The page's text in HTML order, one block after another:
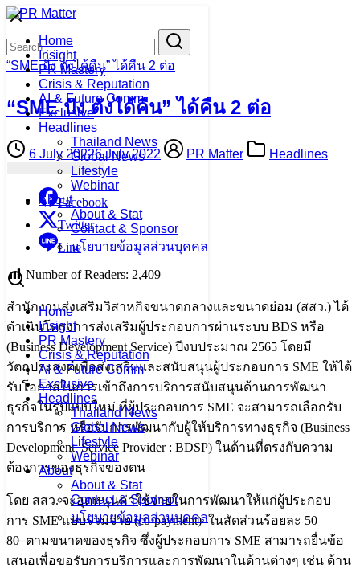
Skip
contentHome
Insight
PR Mastery
Crisis & Reputation
AI & Future Comm
Exclusive
Headlines
Thailand News
Global News
Lifestyle
Webinar
About
About & Stat
Contact & Sponsor
นโยบายข้อมูลส่วนบุคคล
Home
Insight
PR Mastery
Crisis & Reputation
AI & Future Comm
Exclusive
Headlines
Thailand News
Global News
Lifestyle
Webinar
About
About & Stat
Contact & Sponsor
นโยบายข้อมูลส่วนบุคคล
Search
for:
“SME ปัง ตังได้คืน” ได้คืน 2 ต่อ
“SME ปัง ตังได้คืน” ได้คืน 2 ต่อ
6 July 20226 July 2022 PR Matter Headlines
Facebook
Twitter
Line
Number of Readers: 2,409
สำนักงานส่งเสริมวิสาหกิจขนาดกลางและขนาดย่อม (สสว.) ได้
ดำเนินโครงการส่งเสริมผู้ประกอบการผ่านระบบ BDS หรือ
(Business Development Service) ปีงบประมาณ 2565 โดยมี
วัตถุประสงค์เพื่อส่งเสริมและสนับสนุนผู้ประกอบการ SME ให้ได้
รับโอกาสในการเข้าถึงการบริการสนับสนุนด้านการพัฒนา
ธุรกิจในรูปแบบใหม่ ที่ผู้ประกอบการ SME จะสามารถเลือกรับ
การบริการ หรือรับการพัฒนากับผู้ให้บริการทางธุรกิจ (Business
Development Service Provider : BDSP) ในด้านที่ตรงกับความ
ต้องการของธุรกิจของตน
โดย สสว. จะอุดหนุนค่าใช้จ่ายในการพัฒนาให้แก่ผู้ประกอบ
การ SME แบบร่วมจ่าย (co-payment) ในสัดส่วนร้อยละ 50–
80 ตามขนาดของธุรกิจ ซึ่งผู้ประกอบการ SME สามารถยื่นข้อ
เสนอเพื่อขอรับการบริการและการพัฒนาในด้านต่างๆ เช่น ด้าน